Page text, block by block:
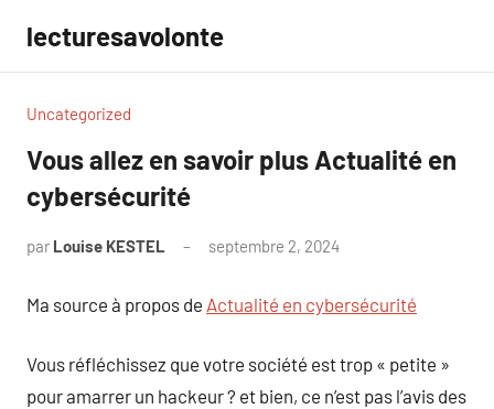
contenu
lecturesavolonte
Uncategorized
Vous allez en savoir plus Actualité en
cybersécurité
par Louise KESTEL septembre 2, 2024
Ma source à propos de Actualité en cybersécurité
Vous réfléchissez que votre société est trop « petite »
pour amarrer un hackeur ? et bien, ce n’est pas l’avis des